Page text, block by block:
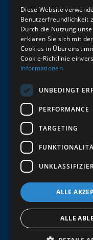
ZUM
Melde dich jetzt zum
erste Bestellung.
Deine Email
Abschicken
German
Diese Website
Benutzerfreundlichkeit
Durch die Nutzung
erklären Sie sich mit
Cookies in
Cookie-Richtlinie
Informationen
UNBEDINGT
PERFORMANCE
TARGETING
ALLE
ALLE